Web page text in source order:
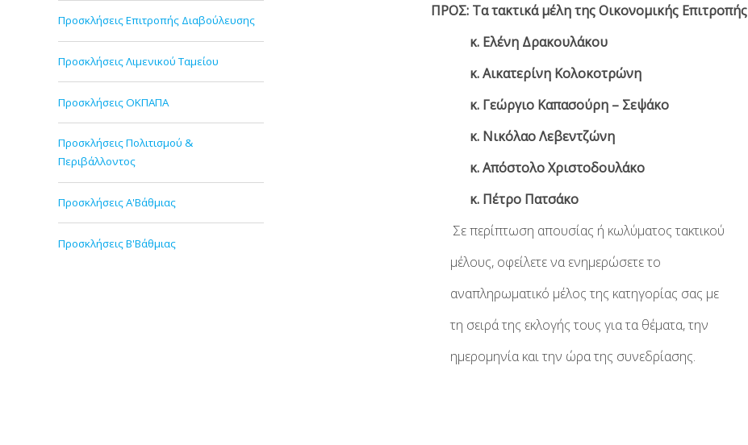
Προσκλήσεις Επιτροπής Διαβούλευσης
Προσκλήσεις Λιμενικού Ταμείου
Προσκλήσεις ΟΚΠΑΠΑ
Προσκλήσεις Πολιτισμού &
Περιβάλλοντος
Προσκλήσεις Α'Βάθμιας
Προσκλήσεις Β'Βάθμιας
ΠΡΟΣ: Τα τακτικά μέλη της Οικονομικής Επιτροπής
κ. Ελένη Δρακουλάκου
κ. Αικατερίνη Κολοκοτρώνη
κ. Γεώργιο Καπασούρη – Σεψάκο
κ. Νικόλαο Λεβεντζώνη
κ. Απόστολο Χριστοδουλάκο
κ. Πέτρο Πατσάκο
Σε περίπτωση απουσίας ή κωλύματος τακτικού
μέλους, οφείλετε να ενημερώσετε το
αναπληρωματικό μέλος της κατηγορίας σας με
τη σειρά της εκλογής τους για τα θέματα, την
ημερομηνία και την ώρα της συνεδρίασης.